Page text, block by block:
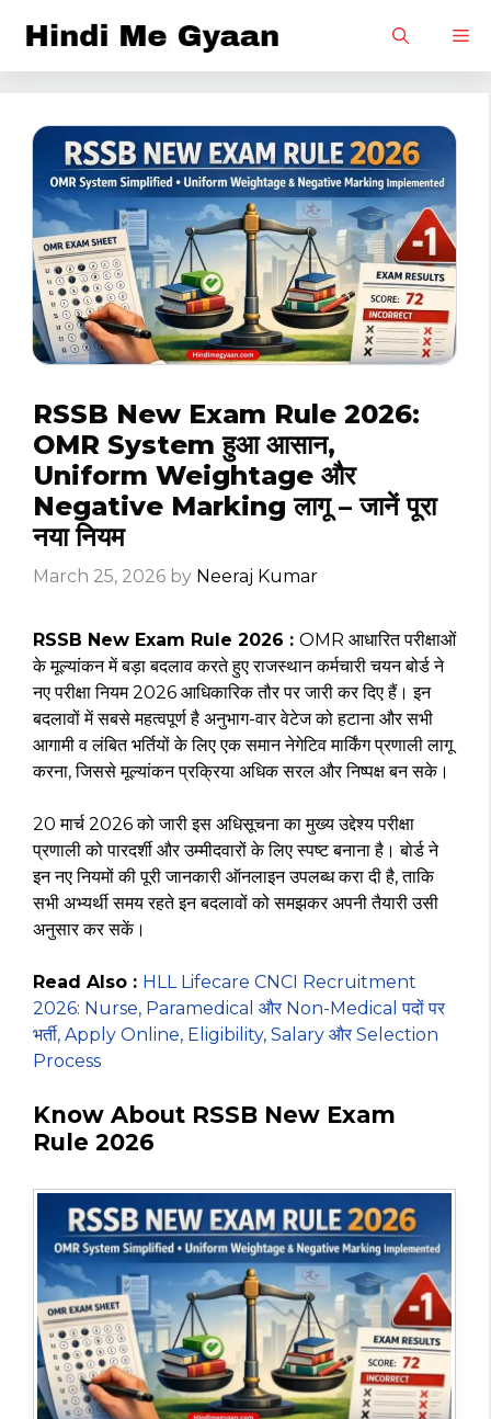
RSSB New Exam Rule 2026:
OMR System हुआ आसान,
Uniform Weightage और
Negative Marking लागू – जानें पूरा
नया नियम
March 25, 2026 by Neeraj Kumar
RSSB New Exam Rule 2026 : OMR आधारित परीक्षाओं
के मूल्यांकन में बड़ा बदलाव करते हुए राजस्थान कर्मचारी चयन बोर्ड ने
नए परीक्षा नियम 2026 आधिकारिक तौर पर जारी कर दिए हैं। इन
बदलावों में सबसे महत्वपूर्ण है अनुभाग-वार वेटेज को हटाना और सभी
आगामी व लंबित भर्तियों के लिए एक समान नेगेटिव मार्किंग प्रणाली लागू
करना, जिससे मूल्यांकन प्रक्रिया अधिक सरल और निष्पक्ष बन सके।
20 मार्च 2026 को जारी इस अधिसूचना का मुख्य उद्देश्य परीक्षा
प्रणाली को पारदर्शी और उम्मीदवारों के लिए स्पष्ट बनाना है। बोर्ड ने
इन नए नियमों की पूरी जानकारी ऑनलाइन उपलब्ध करा दी है, ताकि
सभी अभ्यर्थी समय रहते इन बदलावों को समझकर अपनी तैयारी उसी
अनुसार कर सकें।
Read Also : HLL Lifecare CNCI Recruitment
2026: Nurse, Paramedical और Non-Medical पदों पर
भर्ती, Apply Online, Eligibility, Salary और Selection
Process
Know About RSSB New Exam
Rule 2026